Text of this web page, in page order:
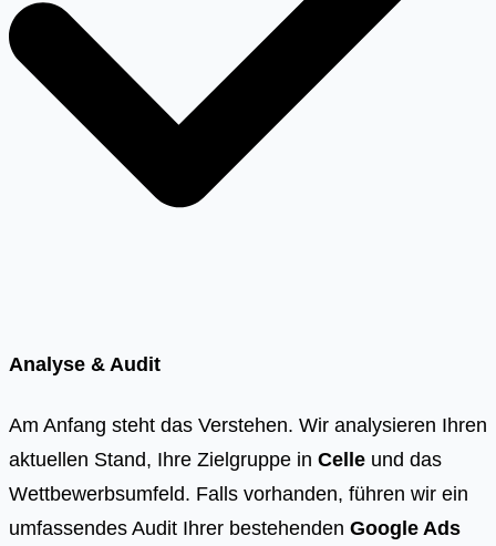
Analyse & Audit
Am Anfang steht das Verstehen. Wir analysieren Ihren
aktuellen Stand, Ihre Zielgruppe in Celle und das
Wettbewerbsumfeld. Falls vorhanden, führen wir ein
umfassendes Audit Ihrer bestehenden Google Ads